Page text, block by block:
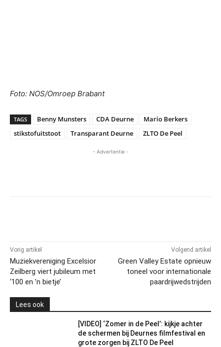
Foto: NOS/Omroep Brabant
TAGS Benny Munsters CDA Deurne
Mario Berkers
stikstofuitstoot
Transparant Deurne ZLTO De Peel
- Advertentie -
Vorig artikel
Muziekvereniging Excelsior
Zeilberg viert jubileum met
‘100 en ’n bietje’
Volgend artikel
Green Valley Estate opnieuw
toneel voor internationale
paardrijwedstrijden
Lees ook
[VIDEO] ‘Zomer in de Peel’: kijkje achter
de schermen bij Deurnes filmfestival en
grote zorgen bij ZLTO De Peel